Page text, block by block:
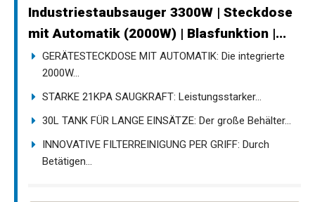
Industriestaubsauger 3300W | Steckdose
mit Automatik (2000W) | Blasfunktion |...
GERÄTESTECKDOSE MIT AUTOMATIK: Die integrierte
2000W...
STARKE 21KPA SAUGKRAFT: Leistungsstarker...
30L TANK FÜR LANGE EINSÄTZE: Der große Behälter...
INNOVATIVE FILTERREINIGUNG PER GRIFF: Durch
Betätigen...